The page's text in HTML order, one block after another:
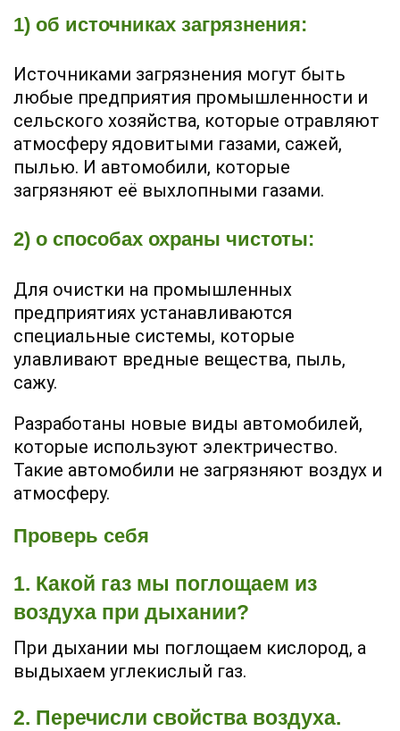
1) об источниках загрязнения:
Источниками загрязнения могут быть
любые предприятия промышленности и
сельского хозяйства, которые отравляют
атмосферу ядовитыми газами, сажей,
пылью. И автомобили, которые
загрязняют её выхлопными газами.
2) о способах охраны чистоты:
Для очистки на промышленных
предприятиях устанавливаются
специальные системы, которые
улавливают вредные вещества, пыль,
сажу.
Разработаны новые виды автомобилей,
которые используют электричество.
Такие автомобили не загрязняют воздух и
атмосферу.
Проверь себя
1. Какой газ мы поглощаем из
воздуха при дыхании?
При дыхании мы поглощаем кислород, а
выдыхаем углекислый газ.
2. Перечисли свойства воздуха.